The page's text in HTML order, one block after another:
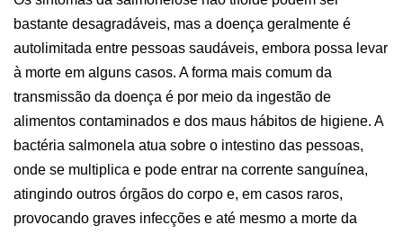
bastante desagradáveis, mas a doença geralmente é
autolimitada entre pessoas saudáveis, embora possa levar
à morte em alguns casos. A forma mais comum da
transmissão da doença é por meio da ingestão de
alimentos contaminados e dos maus hábitos de higiene. A
bactéria salmonela atua sobre o intestino das pessoas,
onde se multiplica e pode entrar na corrente sanguínea,
atingindo outros órgãos do corpo e, em casos raros,
provocando graves infecções e até mesmo a morte da